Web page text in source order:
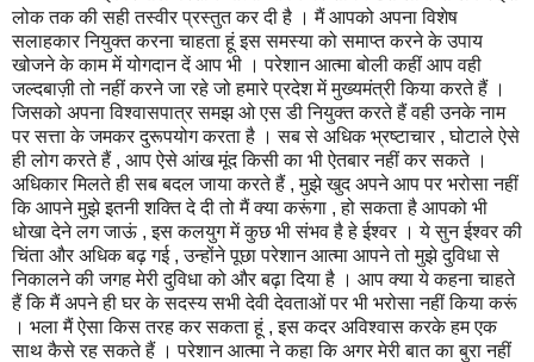
लोक तक की सही तस्वीर प्रस्तुत कर दी है । मैं आपको अपना विशेष
सलाहकार नियुक्त करना चाहता हूं इस समस्या को समाप्त करने के उपाय
खोजने के काम में योगदान दें आप भी । परेशान आत्मा बोली कहीं आप वही
जल्दबाज़ी तो नहीं करने जा रहे जो हमारे प्रदेश में मुख्यमंत्री किया करते हैं ।
जिसको अपना विश्वासपात्र समझ ओ एस डी नियुक्त करते हैं वही उनके नाम
पर सत्ता के जमकर दुरूपयोग करता है । सब से अधिक भ्रष्टाचार , घोटाले ऐसे
ही लोग करते हैं , आप ऐसे आंख मूंद किसी का भी ऐतबार नहीं कर सकते ।
अधिकार मिलते ही सब बदल जाया करते हैं , मुझे खुद अपने आप पर भरोसा नहीं
कि आपने मुझे इतनी शक्ति दे दी तो मैं क्या करूंगा , हो सकता है आपको भी
धोखा देने लग जाऊं , इस कलयुग में कुछ भी संभव है हे ईश्वर । ये सुन ईश्वर की
चिंता और अधिक बढ़ गई , उन्होंने पूछा परेशान आत्मा आपने तो मुझे दुविधा से
निकालने की जगह मेरी दुविधा को और बढ़ा दिया है । आप क्या ये कहना चाहते
हैं कि मैं अपने ही घर के सदस्य सभी देवी देवताओं पर भी भरोसा नहीं किया करूं
। भला मैं ऐसा किस तरह कर सकता हूं , इस कदर अविश्वास करके हम एक
साथ कैसे रह सकते हैं । परेशान आत्मा ने कहा कि अगर मेरी बात का बुरा नहीं